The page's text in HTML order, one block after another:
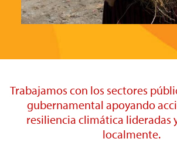
Trabajamos con los sectores
gubernamental apoyando
resiliencia climática lideradas
localmente.